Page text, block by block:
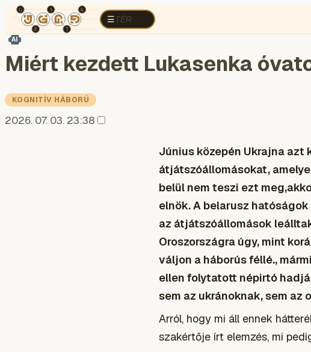
☰TÉR
TÉRELEMZÉS
AI
Miért kezdett Lukasenka
KOGNITÍV HÁBORÚ
2026. 07. 03. 23:38
Június közepén Ukrajna
átjátszóállomásokat,
belül nem teszi ezt
elnök. A belarusz
az átjátszóállomások
Oroszországra úgy, mint
váljon a háborús féllé.,
ellen folytatott népirtó
sem az ukránoknak, sem az
Arról, hogy mi áll ennek
szakértője írt elemzés, mi